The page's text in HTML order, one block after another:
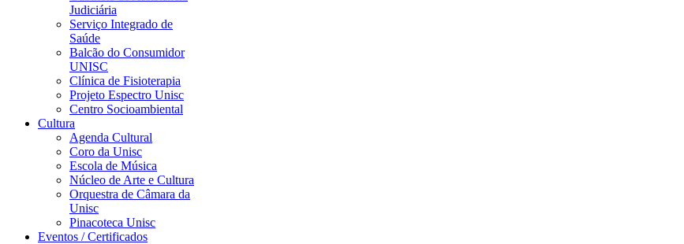
Judiciária
Serviço Integrado de
Saúde
Balcão do Consumidor
UNISC
Clínica de Fisioterapia
Projeto Espectro Unisc
Centro Socioambiental
Cultura
Agenda Cultural
Coro da Unisc
Escola de Música
Núcleo de Arte e Cultura
Orquestra de Câmara da
Unisc
Pinacoteca Unisc
Eventos / Certificados